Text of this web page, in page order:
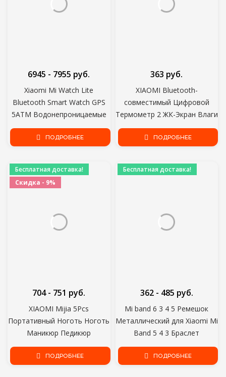
Xiaomi Mi Watch Lite
Bluetooth Smart Watch GPS
5ATM Водонепроницаемые
Умные Часы Фитнес
Монитор сердечного ритма
6945 - 7955 руб.
ПОДРОБНЕЕ
XIAOMI Bluetooth-
совместимый Цифровой
Термометр 2 ЖК-Экран Влаги
Беспроводной Смарт-Датчик
Температуры Влажности Без
363 руб.
ПОДРОБНЕЕ
Бесплатная доставка!
Скидка - 9%
XIAOMI Mijia 5Pcs
Портативный Ноготь Ноготь
Маникюр Педикюр
Магнитное Поглощение
Нержавеющая Сталь Набор
704 - 751 руб.
ПОДРОБНЕЕ
Бесплатная доставка!
Mi band 6 3 4 5 Ремешок
Металлический для Xiaomi Mi
Band 5 4 3 Браслет
Безвинтовой Xiaomi Mi Band
4 Браслет Correa Xiomi
362 - 485 руб.
ПОДРОБНЕЕ